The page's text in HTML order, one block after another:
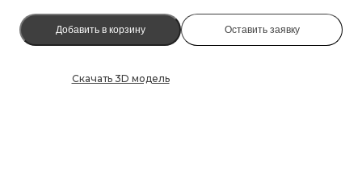
Добавить в корзину Оставить заявку
Скачать 3D модель